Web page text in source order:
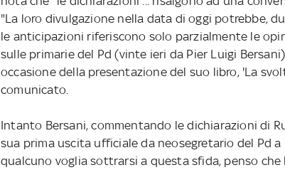
"La loro divulgazione nella data di oggi potrebbe,
le anticipazioni riferiscono solo parzialmente le
sulle primarie del Pd (vinte ieri da Pier Luigi
occasione della presentazione del suo libro, 'La
comunicato.
Intanto Bersani, commentando le dichiarazioni di
sua prima uscita ufficiale da neosegretario del Pd
qualcuno voglia sottrarsi a questa sfida, penso